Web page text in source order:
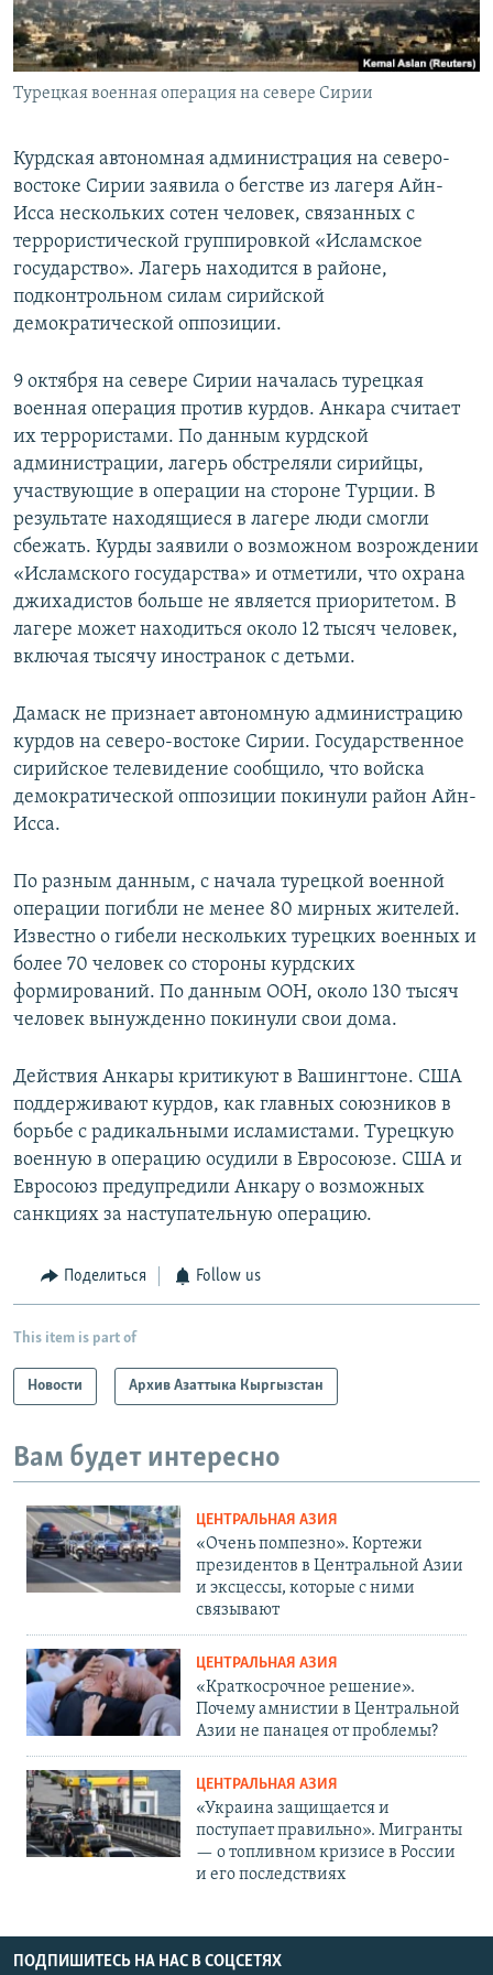
Турецкая военная операция на севере Сирии
Курдская автономная администрация на северо-
востоке Сирии заявила о бегстве из лагеря Айн-
Исса нескольких сотен человек, связанных с
террористической группировкой «Исламское
государство». Лагерь находится в районе,
подконтрольном силам сирийской
демократической оппозиции.
9 октября на севере Сирии началась турецкая
военная операция против курдов. Анкара считает
их террористами. По данным курдской
администрации, лагерь обстреляли сирийцы,
участвующие в операции на стороне Турции. В
результате находящиеся в лагере люди смогли
сбежать. Курды заявили о возможном возрождении
«Исламского государства» и отметили, что охрана
джихадистов больше не является приоритетом. В
лагере может находиться около 12 тысяч человек,
включая тысячу иностранок с детьми.
Дамаск не признает автономную администрацию
курдов на северо-востоке Сирии. Государственное
сирийское телевидение сообщило, что войска
демократической оппозиции покинули район Айн-
Исса.
По разным данным, с начала турецкой военной
операции погибли не менее 80 мирных жителей.
Известно о гибели нескольких турецких военных и
более 70 человек со стороны курдских
формирований. По данным ООН, около 130 тысяч
человек вынужденно покинули свои дома.
Действия Анкары критикуют в Вашингтоне. США
поддерживают курдов, как главных союзников в
борьбе с радикальными исламистами. Турецкую
военную в операцию осудили в Евросоюзе. США и
Евросоюз предупредили Анкару о возможных
санкциях за наступательную операцию.
Поделиться Follow us
This item is part of
Новости Архив Азаттыка Кыргызстан
Вам будет интересно
ЦЕНТРАЛЬНАЯ АЗИЯ
«Очень помпезно». Кортежи
президентов в Центральной Азии
и эксцессы, которые с ними
связывают
ЦЕНТРАЛЬНАЯ АЗИЯ
«Краткосрочное решение».
Почему амнистии в Центральной
Азии не панацея от проблемы?
ЦЕНТРАЛЬНАЯ АЗИЯ
«Украина защищается и
поступает правильно». Мигранты
— о топливном кризисе в России
и его последствиях
ПОДПИШИТЕСЬ НА НАС В СОЦСЕТЯХ